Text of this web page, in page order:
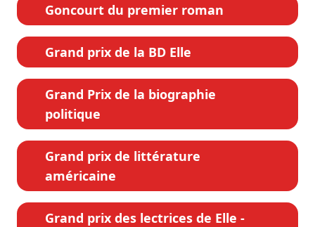
Goncourt du premier roman
Grand prix de la BD Elle
Grand Prix de la biographie
politique
Grand prix de littérature
américaine
Grand prix des lectrices de Elle -